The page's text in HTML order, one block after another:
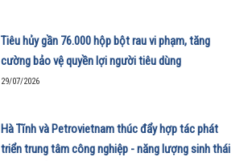
Tiêu hủy gần 76.000 hộp bột rau vi phạm, tăng
cường bảo vệ quyền lợi người tiêu dùng
29/07/2026
Hà Tĩnh và Petrovietnam thúc đẩy hợp tác phát
triển trung tâm công nghiệp - năng lượng sinh thái